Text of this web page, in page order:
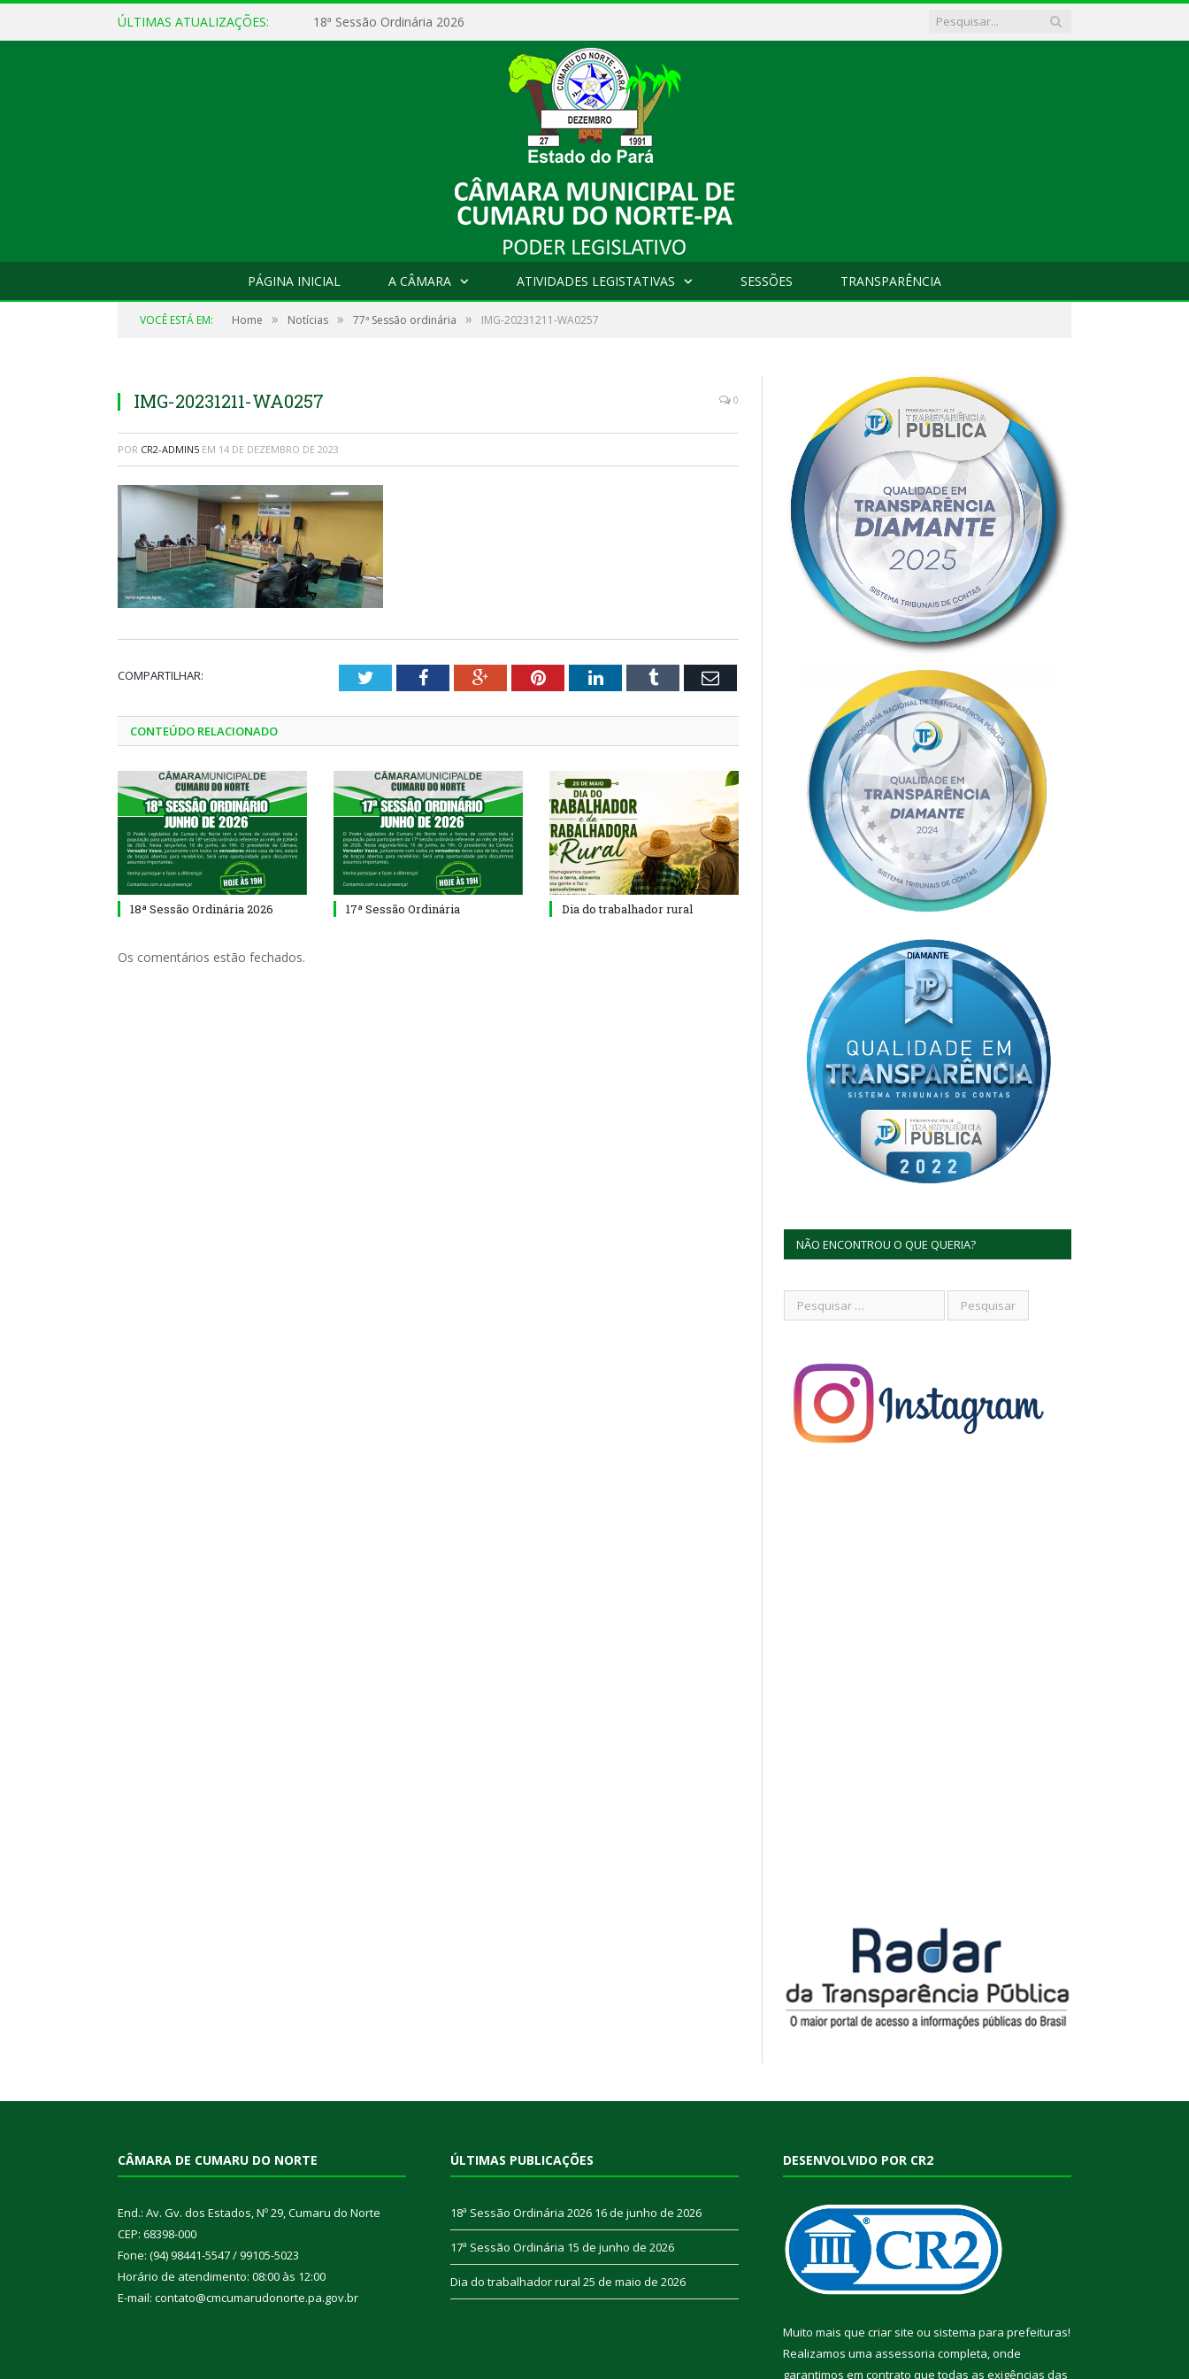
ÚLTIMAS ATUALIZAÇÕES: 18ª Sessão Ordinária 2026
PÁGINA INICIAL A CÂMARA ATIVIDADES LEGISTATIVAS SESSÕES TRANSPARÊNCIA
VOCÊ ESTÁ EM: Home » Notícias » 77ª Sessão ordinária » IMG-20231211-WA0257
IMG-20231211-WA0257 0
POR CR2-ADMIN5 EM 14 DE DEZEMBRO DE 2023
COMPARTILHAR: TwitterFacebookGoogle+PinterestLinkedInTumblr Email
CONTEÚDO RELACIONADO
18ª Sessão Ordinária 2026 17ª Sessão Ordinária Dia do trabalhador rural
Os comentários estão fechados.
NÃO ENCONTROU O QUE QUERIA?
CÂMARA DE CUMARU DO NORTE
End.: Av. Gv. dos Estados, Nº 29, Cumaru do Norte
CEP: 68398-000
Fone: (94) 98441-5547 / 99105-5023
Horário de atendimento: 08:00 às 12:00
E-mail: contato@cmcumarudonorte.pa.gov.br
ÚLTIMAS PUBLICAÇÕES
18ª Sessão Ordinária 2026 16 de junho de 2026
17ª Sessão Ordinária 15 de junho de 2026
Dia do trabalhador rural 25 de maio de 2026
DESENVOLVIDO POR CR2
Muito mais que criar site ou sistema para prefeituras!
Realizamos uma assessoria completa, onde
garantimos em contrato que todas as exigências das